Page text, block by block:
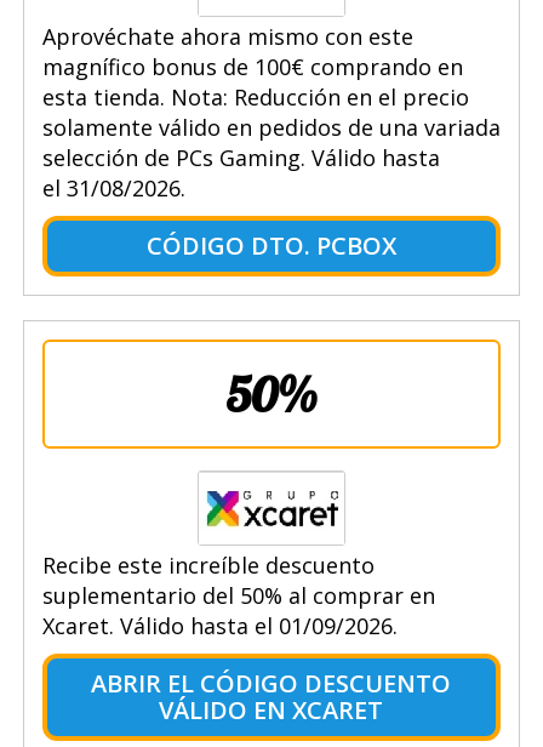
Aprovéchate ahora mismo con este
magnífico bonus de 100€ comprando en
esta tienda. Nota: Reducción en el precio
solamente válido en pedidos de una variada
selección de PCs Gaming. Válido hasta
el 31/08/2026.
CÓDIGO DTO. PCBOX
50%
Recibe este increíble descuento
suplementario del 50% al comprar en
Xcaret. Válido hasta el 01/09/2026.
ABRIR EL CÓDIGO DESCUENTO
VÁLIDO EN XCARET